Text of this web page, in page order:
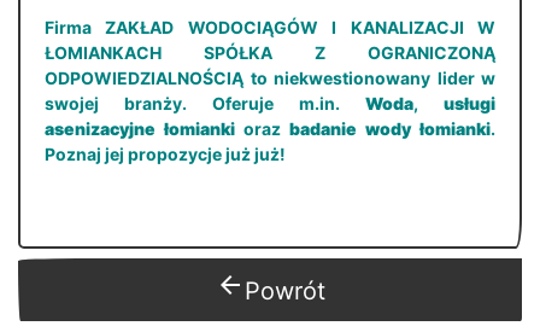
Firma ZAKŁAD WODOCIĄGÓW I KANALIZACJI W
ŁOMIANKACH SPÓŁKA Z OGRANICZONĄ
ODPOWIEDZIALNOŚCIĄ to niekwestionowany lider w
swojej branży. Oferuje m.in. Woda, usługi
asenizacyjne łomianki oraz badanie wody łomianki.
Poznaj jej propozycje już już!
arrow_back Powrót